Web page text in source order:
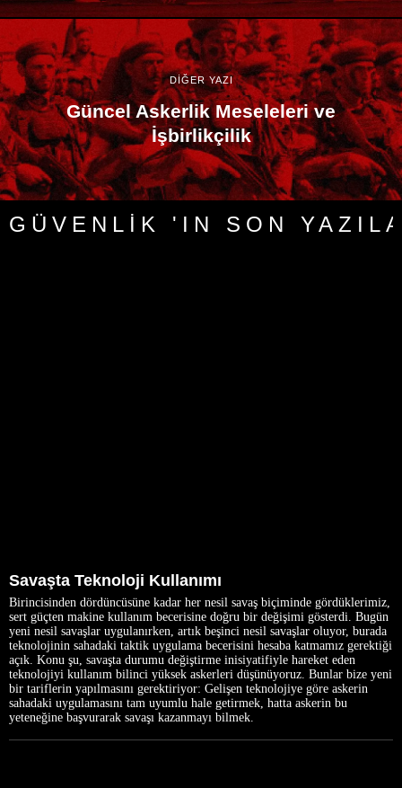
DİĞER YAZI
Güncel Askerlik Meseleleri ve
İşbirlikçilik
GÜVENLIK 'IN SON
Savaşta Teknoloji Kullanımı
Birincisinden dördüncüsüne kadar her nesil savaş biçiminde gördüklerimiz,
sert güçten makine kullanım becerisine doğru bir değişimi gösterdi. Bugün
yeni nesil savaşlar uygulanırken, artık beşinci nesil savaşlar oluyor, burada
teknolojinin sahadaki taktik uygulama becerisini hesaba katmamız gerektiği
açık. Konu şu, savaşta durumu değiştirme inisiyatifiyle hareket eden
teknolojiyi kullanım bilinci yüksek askerleri düşünüyoruz. Bunlar bize yeni
bir tariflerin yapılmasını gerektiriyor: Gelişen teknolojiye göre askerin
sahadaki uygulamasını tam uyumlu hale getirmek, hatta askerin bu
yeteneğine başvurarak savaşı kazanmayı bilmek.